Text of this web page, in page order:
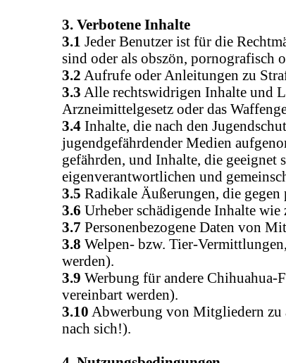
3. Verbotene Inhalte
3.1 Jeder Benutzer ist für die
sind oder als obszön, pornografisch
3.2 Aufrufe oder Anleitungen zu
3.3 Alle rechtswidrigen Inhalte und
Arzneimittelgesetz oder das
3.4 Inhalte, die nach den
jugendgefährdender Medien
gefährden, und Inhalte, die
eigenverantwortlichen und
3.5 Radikale Äußerungen, die
3.6 Urheber schädigende Inhalte
3.7 Personenbezogene Daten von
3.8 Welpen- bzw. Tier-
werden).
3.9 Werbung für andere Chihuahua-
vereinbart werden).
3.10 Abwerbung von Mitgliedern zu
nach sich!).